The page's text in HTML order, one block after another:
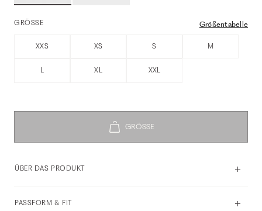
GRÖSSE Größentabelle
XXS XS S M
L XL XXL
ÜBER DAS PRODUKT
PASSFORM & FIT